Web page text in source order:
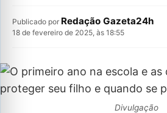
Publicado por Redação Gazeta24h
18 de fevereiro de 2025, às 18:55
Divulgação